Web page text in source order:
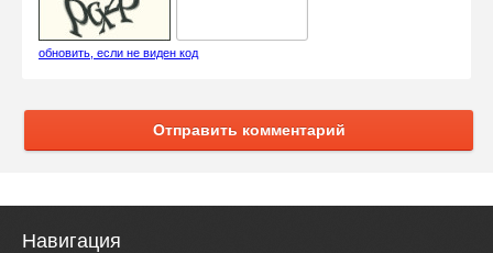
обновить, если не виден код
Отправить комментарий
Навигация